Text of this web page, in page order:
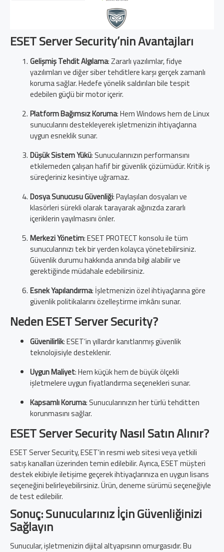
ESET Server Security’nin Avantajları
Gelişmiş Tehdit Algılama: Zararlı yazılımlar, fidye
yazılımları ve diğer siber tehditlere karşı gerçek zamanlı
koruma sağlar. Hedefe yönelik saldırıları bile tespit
edebilen güçlü bir motor içerir.
Platform Bağımsız Koruma: Hem Windows hem de Linux
sunucularını destekleyerek işletmenizin ihtiyaçlarına
uygun esneklik sunar.
Düşük Sistem Yükü: Sunucularınızın performansını
etkilemeden çalışan hafif bir güvenlik çözümüdür. Kritik iş
süreçleriniz kesintiye uğramaz.
Dosya Sunucusu Güvenliği: Paylaşılan dosyaları ve
klasörleri sürekli olarak tarayarak ağınızda zararlı
içeriklerin yayılmasını önler.
Merkezi Yönetim: ESET PROTECT konsolu ile tüm
sunucularınızı tek bir yerden kolayca yönetebilirsiniz.
Güvenlik durumu hakkında anında bilgi alabilir ve
gerektiğinde müdahale edebilirsiniz.
Esnek Yapılandırma: İşletmenizin özel ihtiyaçlarına göre
güvenlik politikalarını özelleştirme imkânı sunar.
Neden ESET Server Security?
Güvenilirlik: ESET’in yıllardır kanıtlanmış güvenlik
teknolojisiyle desteklenir.
Uygun Maliyet: Hem küçük hem de büyük ölçekli
işletmelere uygun fiyatlandırma seçenekleri sunar.
Kapsamlı Koruma: Sunucularınızın her türlü tehditten
korunmasını sağlar.
ESET Server Security Nasıl Satın Alınır?
ESET Server Security, ESET'in resmi web sitesi veya yetkili
satış kanalları üzerinden temin edilebilir. Ayrıca, ESET müşteri
destek ekibiyle iletişime geçerek ihtiyaçlarınıza en uygun lisans
seçeneğini belirleyebilirsiniz. Ürün, deneme sürümü seçeneğiyle
de test edilebilir.
Sonuç: Sunucularınız İçin Güvenliğinizi
Sağlayın
Sunucular, işletmenizin dijital altyapısının omurgasıdır. Bu